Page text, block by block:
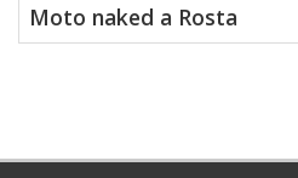
Moto naked a Rosta